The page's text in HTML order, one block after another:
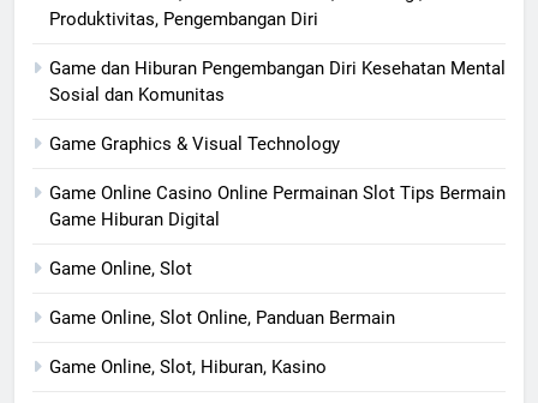
Produktivitas, Pengembangan Diri
Game dan Hiburan Pengembangan Diri Kesehatan Mental
Sosial dan Komunitas
Game Graphics & Visual Technology
Game Online Casino Online Permainan Slot Tips Bermain
Game Hiburan Digital
Game Online, Slot
Game Online, Slot Online, Panduan Bermain
Game Online, Slot, Hiburan, Kasino